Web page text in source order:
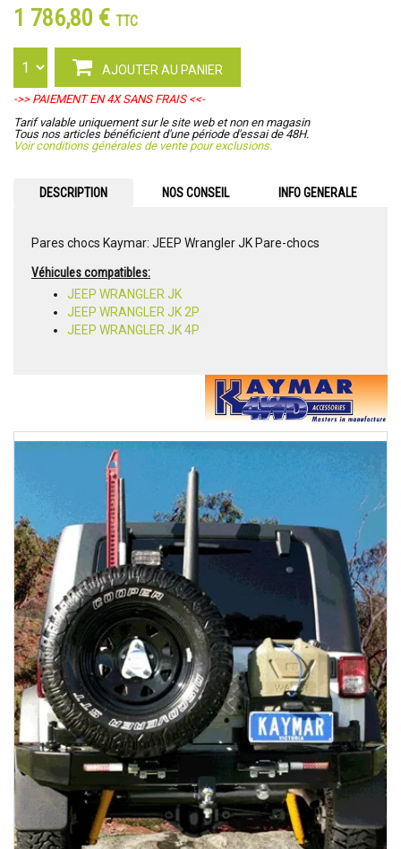
1 786,80 € TTC
AJOUTER AU PANIER
->> PAIEMENT EN 4X SANS FRAIS <<-
Tarif valable uniquement sur le site web et non en magasin
Tous nos articles bénéficient d'une période d'essai de 48H.
Voir conditions générales de vente pour exclusions.
DESCRIPTION NOS CONSEIL INFO GENERALE
Pares chocs Kaymar: JEEP Wrangler JK Pare-chocs
Véhicules compatibles:
JEEP WRANGLER JK
JEEP WRANGLER JK 2P
JEEP WRANGLER JK 4P